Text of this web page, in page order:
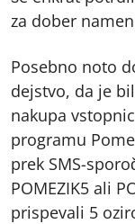
za dober
Posebno noto
dejstvo, da je
nakupa
programu
prek SMS-
POMEZIK5 ali
prispevali 5